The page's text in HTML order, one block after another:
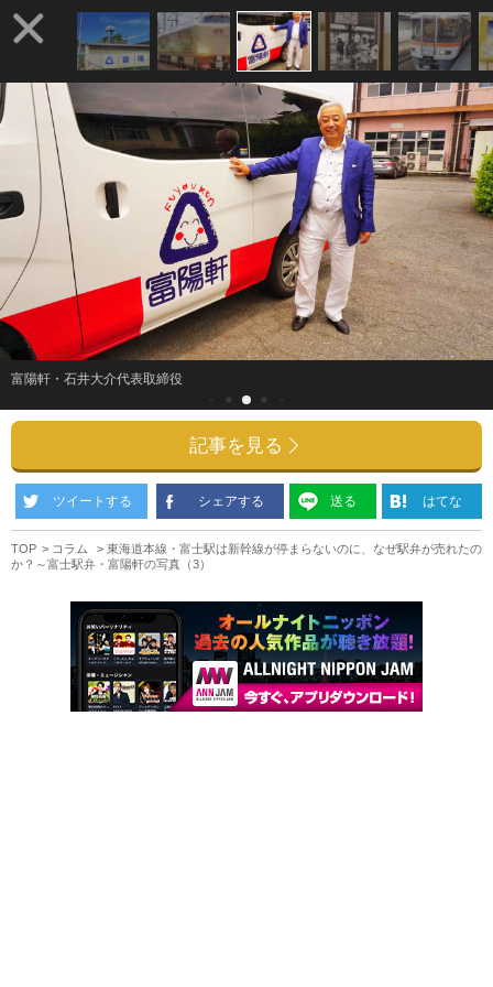
富陽軒・石井大介代表取締役
記事を見る
ツイートする シェアする 送る はてな
TOP コラム
東海道本線・富士駅は新幹線が停まらないのに、なぜ駅弁が売れたの
か？～富士駅弁・富陽軒の写真（3）